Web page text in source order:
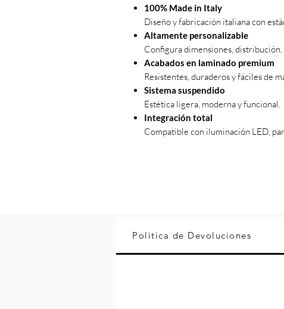
100% Made in Italy
Diseño y fabricación italiana con
Altamente personalizable
Configura dimensiones, distribución,
Acabados en laminado premium
Resistentes, duraderos y fáciles de
Sistema suspendido
Estética ligera, moderna y funcional.
Integración total
Compatible con iluminación LED,
Politica de Devoluciones